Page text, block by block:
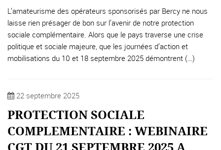
L’amateurisme des opérateurs sponsorisés par Bercy ne nous
laisse rien présager de bon sur l’avenir de notre protection
sociale complémentaire. Alors que le pays traverse une crise
politique et sociale majeure, que les journées d’action et
mobilisations du 10 et 18 septembre 2025 démontrent (…)
22 septembre 2025
PROTECTION SOCIALE
COMPLEMENTAIRE : WEBINAIRE